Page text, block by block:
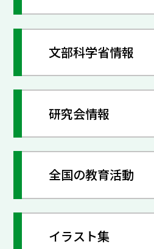
文部科学省情報
研究会情報
全国の教育活動
イラスト集